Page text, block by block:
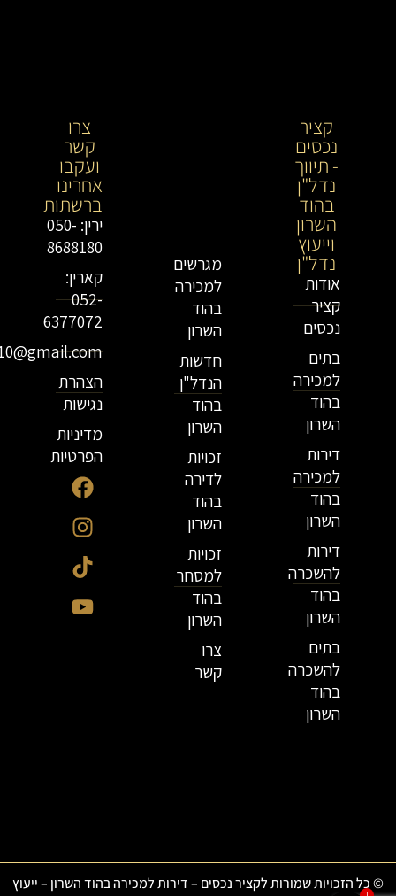
קציר
נכסים
- תיווך
נדל"ן
בהוד
השרון
וייעוץ
נדל"ן
אודות
קציר
נכסים
בתים
למכירה
בהוד
השרון
דירות
למכירה
בהוד
השרון
דירות
להשכרה
בהוד
השרון
בתים
להשכרה
בהוד
השרון
מגרשים
למכירה
בהוד
השרון
חדשות
הנדל"ן
בהוד
השרון
זכויות
לדירה
בהוד
השרון
זכויות
למסחר
בהוד
השרון
צרו
קשר
צרו
קשר
ועקבו
אחרינו
ברשתות
ירין: 050-
8688180
קארין:
052-
6377072
הצהרת
נגישות
מדיניות
הפרטיות
© כל הזכויות שמורות לקציר נכסים – דירות למכירה בהוד השרון – ייעוץ